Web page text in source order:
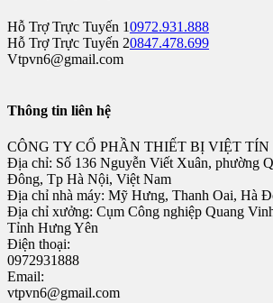
Hỗ Trợ Trực Tuyến 10972.931.888
Hỗ Trợ Trực Tuyến 20847.478.699
Vtpvn6@gmail.com
Thông tin liên hệ
CÔNG TY CỔ PHẦN THIẾT BỊ VIỆT TÍN
Địa chỉ: Số 136 Nguyễn Viết Xuân, phường
Đông, Tp Hà Nội, Việt Nam
Địa chỉ nhà máy: Mỹ Hưng, Thanh Oai, Hà
Địa chỉ xưởng: Cụm Công nghiệp Quang
Tỉnh Hưng Yên
Điện thoại:
0972931888
Email:
vtpvn6@gmail.com